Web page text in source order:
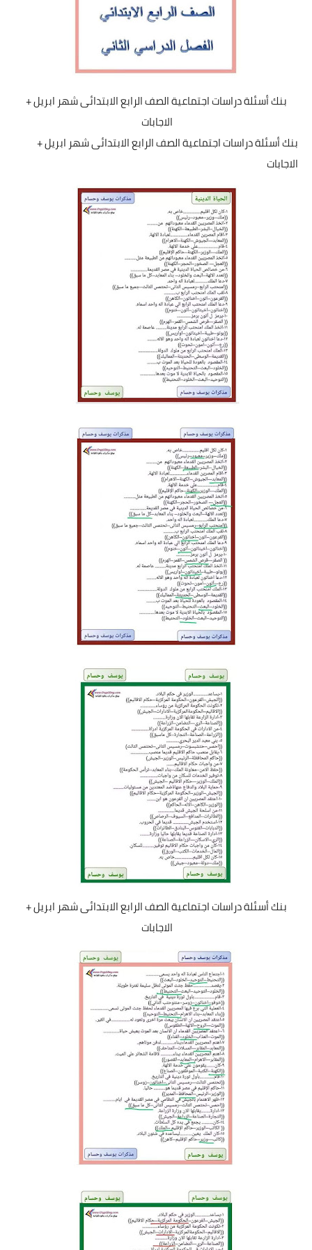
بنك أسئلة دراسات اجتماعية الصف الرابع الابتدائى شهر ابريل +
الاجابات
بنك أسئلة دراسات اجتماعية الصف الرابع الابتدائى شهر ابريل +
الاجابات
بنك أسئلة دراسات اجتماعية الصف الرابع الابتدائى شهر ابريل +
الاجابات